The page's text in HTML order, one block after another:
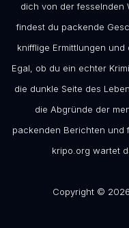
dich von der fesselnden
findest du packende
knifflige Ermittlungen und
Egal, ob du ein echter
die dunkle Seite des
die Abgründe der
packenden Berichten und
kripo.org wartet
Copyright ©